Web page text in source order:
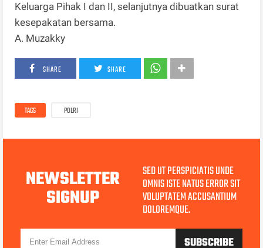
Keluarga Pihak I dan II, selanjutnya dibuatkan surat
kesepakatan bersama.
A. Muzakky
SHARE SHARE
TAGS POLRI
NEWSLETTER
SIGNUP
SED UT PERSPICIATIS UNDE
OMNIS ISTE NATUS ERROR SIT
VOLUPTATEM ACCUSANTIUM
DOLOREMQUE.